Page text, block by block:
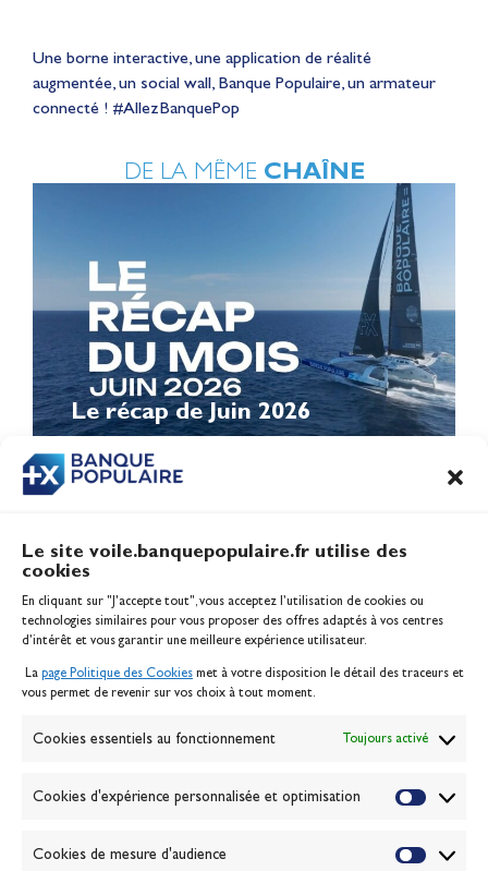
Le site voile.banquepopulaire.fr utilise des
cookies
En cliquant sur "J'accepte tout", vous acceptez l’utilisation de cookies ou
technologies similaires pour vous proposer des offres adaptés à vos centres
d’intérêt et vous garantir une meilleure expérience utilisateur.
La page Politique des Cookies met à votre disposition le détail des traceurs et
vous permet de revenir sur vos choix à tout moment.
Cookies essentiels au fonctionnement Toujours activé
Cookies d'expérience personnalisée et optimisation
Cookies de mesure d'audience
Une borne interactive, une application de réalité
augmentée, un social wall, Banque Populaire, un armateur
connecté ! #AllezBanquePop
DE LA MÊME CHAÎNE
Le récap de Juin 2026
Inscription serveur média
Contact
Politique des cookies
Banque de la voile
Passion Voile TV